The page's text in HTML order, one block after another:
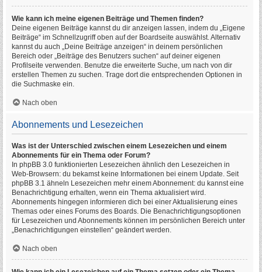
Wie kann ich meine eigenen Beiträge und Themen finden?
Deine eigenen Beiträge kannst du dir anzeigen lassen, indem du „Eigene
Beiträge“ im Schnellzugriff oben auf der Boardseite auswählst. Alternativ
kannst du auch „Deine Beiträge anzeigen“ in deinem persönlichen
Bereich oder „Beiträge des Benutzers suchen“ auf deiner eigenen
Profilseite verwenden. Benutze die erweiterte Suche, um nach von dir
erstellen Themen zu suchen. Trage dort die entsprechenden Optionen in
die Suchmaske ein.
Nach oben
Abonnements und Lesezeichen
Was ist der Unterschied zwischen einem Lesezeichen und einem
Abonnements für ein Thema oder Forum?
In phpBB 3.0 funktionierten Lesezeichen ähnlich den Lesezeichen in
Web-Browsern: du bekamst keine Informationen bei einem Update. Seit
phpBB 3.1 ähneln Lesezeichen mehr einem Abonnement: du kannst eine
Benachrichtigung erhalten, wenn ein Thema aktualisiert wird.
Abonnements hingegen informieren dich bei einer Aktualisierung eines
Themas oder eines Forums des Boards. Die Benachrichtigungsoptionen
für Lesezeichen und Abonnements können im persönlichen Bereich unter
„Benachrichtigungen einstellen“ geändert werden.
Nach oben